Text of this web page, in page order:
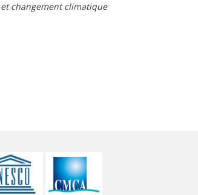
et changement climatique